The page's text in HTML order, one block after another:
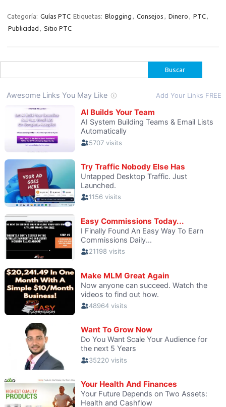
Categoría: Guías PTC Etiquetas: Blogging , Consejos , Dinero , PTC,
Publicidad , Sitio PTC